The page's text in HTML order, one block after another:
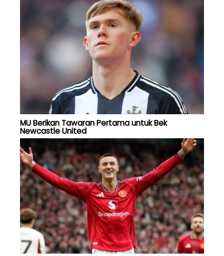
MU Berikan Tawaran Pertama untuk Bek
Newcastle United